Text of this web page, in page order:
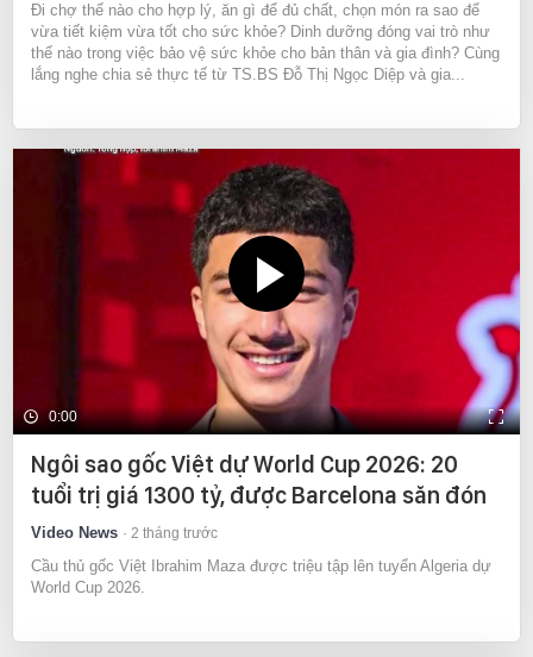
Đi chợ thế nào cho hợp lý, ăn gì để đủ chất, chọn món ra sao để
vừa tiết kiệm vừa tốt cho sức khỏe? Dinh dưỡng đóng vai trò như
thế nào trong việc bảo vệ sức khỏe cho bản thân và gia đình? Cùng
lắng nghe chia sẻ thực tế từ TS.BS Đỗ Thị Ngọc Diệp và gia...
0:00
Ngôi sao gốc Việt dự World Cup 2026: 20
tuổi trị giá 1300 tỷ, được Barcelona săn đón
Video News 2 tháng trước
Cầu thủ gốc Việt Ibrahim Maza được triệu tập lên tuyển Algeria dự
World Cup 2026.